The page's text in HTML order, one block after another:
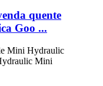
quente
Goo ...